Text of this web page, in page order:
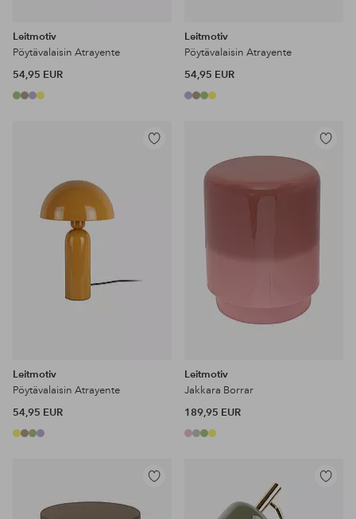
Leitmotiv
Pöytävalaisin Atrayente
54,95 EUR
Leitmotiv
Pöytävalaisin Atrayente
54,95 EUR
Lisää
Leitmotiv
Pöytävalaisin Atrayente
54,95 EUR
Lisää
Leitmotiv
Jakkara Borrar
189,95 EUR
Lisää
Lisää